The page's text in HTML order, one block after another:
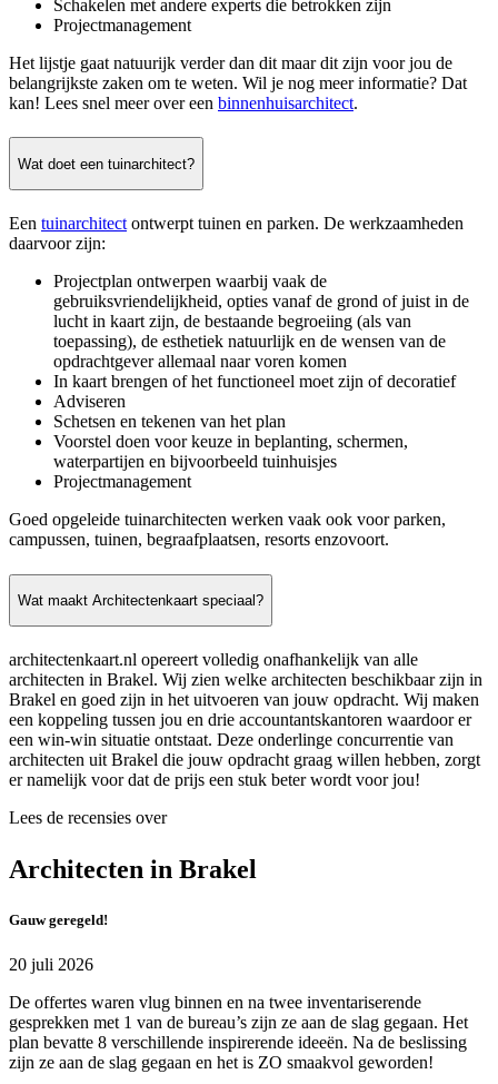
Schakelen met andere experts die betrokken zijn
Projectmanagement
Het lijstje gaat natuurijk verder dan dit maar dit zijn voor jou de
belangrijkste zaken om te weten. Wil je nog meer informatie? Dat
kan! Lees snel meer over een binnenhuisarchitect.
Wat doet een tuinarchitect?
Een tuinarchitect ontwerpt tuinen en parken. De werkzaamheden
daarvoor zijn:
Projectplan ontwerpen waarbij vaak de
gebruiksvriendelijkheid, opties vanaf de grond of juist in de
lucht in kaart zijn, de bestaande begroeiing (als van
toepassing), de esthetiek natuurlijk en de wensen van de
opdrachtgever allemaal naar voren komen
In kaart brengen of het functioneel moet zijn of decoratief
Adviseren
Schetsen en tekenen van het plan
Voorstel doen voor keuze in beplanting, schermen,
waterpartijen en bijvoorbeeld tuinhuisjes
Projectmanagement
Goed opgeleide tuinarchitecten werken vaak ook voor parken,
campussen, tuinen, begraafplaatsen, resorts enzovoort.
Wat maakt Architectenkaart speciaal?
architectenkaart.nl opereert volledig onafhankelijk van alle
architecten in Brakel. Wij zien welke architecten beschikbaar zijn in
Brakel en goed zijn in het uitvoeren van jouw opdracht. Wij maken
een koppeling tussen jou en drie accountantskantoren waardoor er
een win-win situatie ontstaat. Deze onderlinge concurrentie van
architecten uit Brakel die jouw opdracht graag willen hebben, zorgt
er namelijk voor dat de prijs een stuk beter wordt voor jou!
Lees de recensies over
Architecten in Brakel
Gauw geregeld!
20 juli 2026
De offertes waren vlug binnen en na twee inventariserende
gesprekken met 1 van de bureau’s zijn ze aan de slag gegaan. Het
plan bevatte 8 verschillende inspirerende ideeën. Na de beslissing
zijn ze aan de slag gegaan en het is ZO smaakvol geworden!